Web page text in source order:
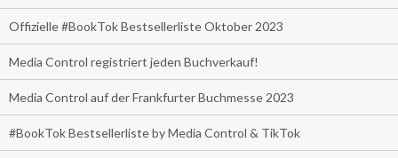
Offizielle #BookTok Bestsellerliste Oktober 2023
Media Control registriert jeden Buchverkauf!
Media Control auf der Frankfurter Buchmesse 2023
#BookTok Bestsellerliste by Media Control & TikTok